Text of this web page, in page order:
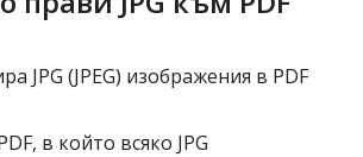
JPG (JPEG) изображения в PDF
в който всяко JPG